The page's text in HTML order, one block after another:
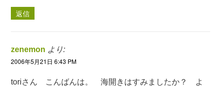
返信
zenemon より:
2006年5月21日 6:43 PM
toriさん こんばんは。 海開きはすみましたか？ よ